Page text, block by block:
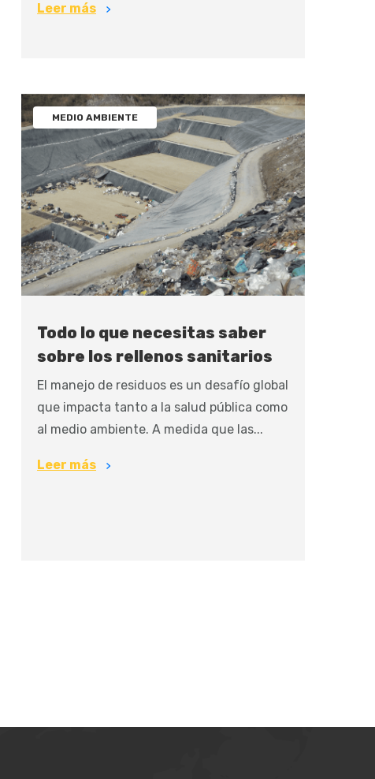
Leer más
MEDIO AMBIENTE
Todo lo que necesitas saber
sobre los rellenos sanitarios
El manejo de residuos es un desafío global
que impacta tanto a la salud pública como
al medio ambiente. A medida que las...
Leer más